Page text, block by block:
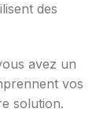
des
avez un
vos
solution.